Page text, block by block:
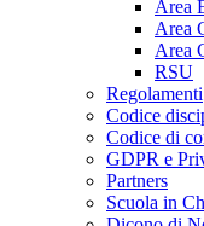
Area
Area
Area
RSU
Regolamenti
Codice
Codice di
GDPR e
Partners
Scuola in